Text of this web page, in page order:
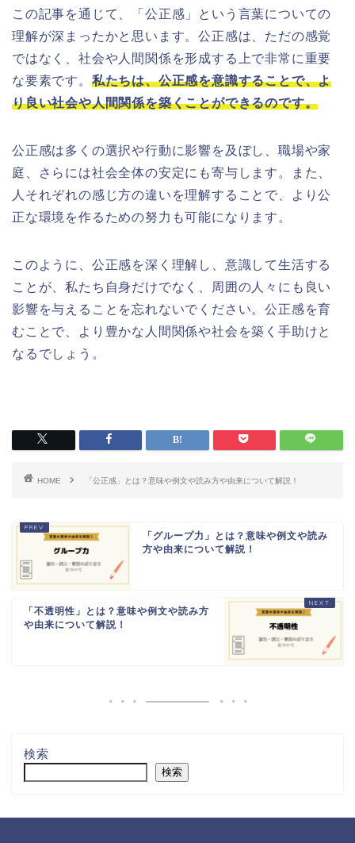
この記事を通じて、「公正感」という言葉についての
理解が深まったかと思います。公正感は、ただの感覚
ではなく、社会や人間関係を形成する上で非常に重要
な要素です。 私たちは、公正感を意識することで、よ
り良い社会や人間関係を築くことができるのです。
公正感は多くの選択や行動に影響を及ぼし、職場や家
庭、さらには社会全体の安定にも寄与します。また、
人それぞれの感じ方の違いを理解することで、より公
正な環境を作るための努力も可能になります。
このように、公正感を深く理解し、意識して生活する
ことが、私たち自身だけでなく、周囲の人々にも良い
影響を与えることを忘れないでください。公正感を育
むことで、より豊かな人間関係や社会を築く手助けと
なるでしょう。
HOME 「公正感」とは？意味や例文や読み方や由来について解説！
「グループ力」とは？意味や例文や読み
方や由来について解説！
「不透明性」とは？意味や例文や読み方
や由来について解説！
検索
検索